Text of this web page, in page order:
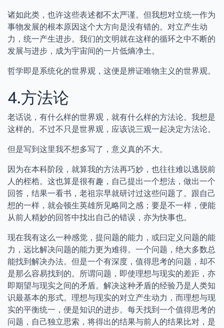
诸如此类，也许这些表述都不太严谨。但我想对立统一作为
事物发展的根本原因这个大方向是没有错的。对立产生动
力，统一产生进步。我们的文明就在这样的循环之中不断的
发展与进步，成为宇宙间的一片低熵净土。
哲学即是系统化的世界观，这便是辨证唯物主义的世界观。
4.方法论
老话说，有什么样的世界观，就有什么样的方法论。我想是
这样的。不过不只是世界观，应该说三观一起决定方法论。
但是写到这里我不想多写了，意义真的不大。
因为在本科阶段，就算我的方法再巧妙，也往往难以逃脱前
人的桎梏。这也算是很有趣，自己提出一个想法，做出一个
回答，结果一看书，老祖宗早就研讨过这些问题了。跟自己
想的一样，就会顿生英雄所见略同之感；要是不一样，便能
从前人精妙的回答中找出自己的错误，亦为快事也。
现在我有这么一种感觉，提问题的能力，或曰定义问题的能
力，远比解决问题的能力更为难得。一个问题，绝大多数总
能找到解决办法。但是一个有深度，值得思考的问题，却不
是那么容易找到的。所谓问题，即使理想与现实的差距，亦
即期望与现实之间的矛盾。解决这种矛盾的经验乃是人类知
识最基本的形式。理想与现实的对立产生动力，而理想与现
实的平衡统一，便是知识的进步。每天找到一个值得思考的
问题，自己独立思索，将得出的结果与前人的结果比对，是